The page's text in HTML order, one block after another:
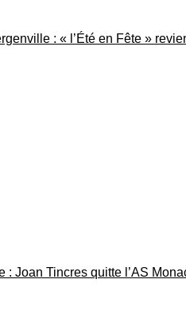
: « l’Été en Fête »
: Joan Tincres quitte l’AS